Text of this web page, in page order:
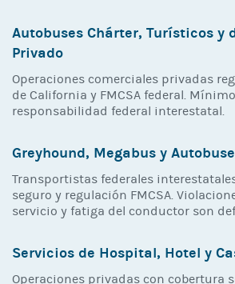
Autobuses Chárter, Turísticos y
Privado
Operaciones comerciales privadas
de California y FMCSA federal.
responsabilidad federal interestatal.
Greyhound, Megabus y
Transportistas federales
seguro y regulación FMCSA.
servicio y fatiga del conductor son
Servicios de Hospital, Hotel y
Operaciones privadas con cobertura